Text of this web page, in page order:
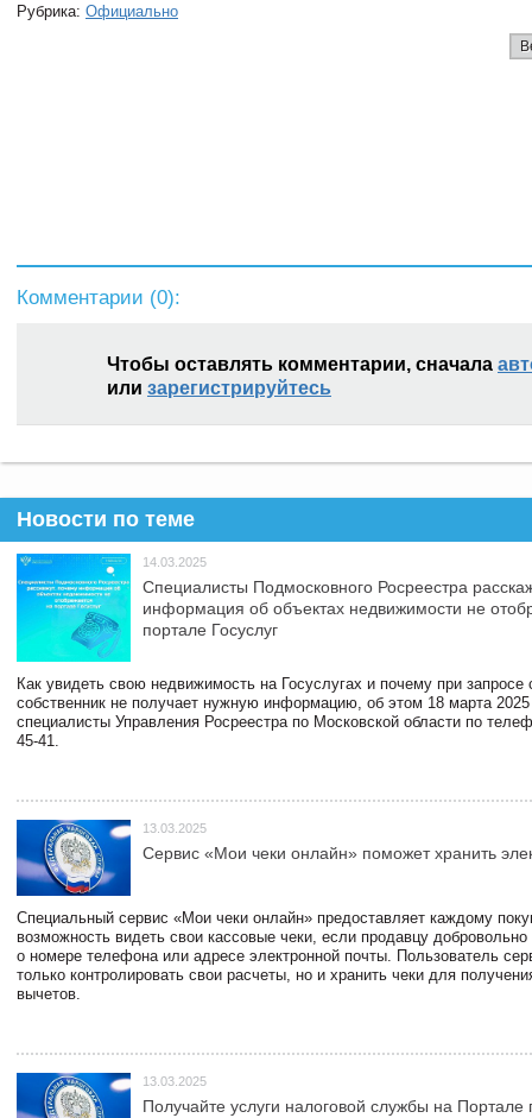
Рубрика: Официально
Комментарии (0):
Чтобы оставлять комментарии, сначала
или зарегистрируйтесь
Новости по теме
14.03.2025
Специалисты Подмосковного Росреестра
информация об объектах недвижимости не
портале Госуслуг
Как увидеть свою недвижимость на Госуслугах и почему при запросе
собственник не получает нужную информацию, об этом 18 марта 2025
специалисты Управления Росреестра по Московской области по
45-41.
13.03.2025
Сервис «Мои чеки онлайн» поможет хранить
Специальный сервис «Мои чеки онлайн» предоставляет каждому
возможность видеть свои кассовые чеки, если продавцу
о номере телефона или адресе электронной почты. Пользователь
только контролировать свои расчеты, но и хранить чеки для
вычетов.
13.03.2025
Получайте услуги налоговой службы на Портале